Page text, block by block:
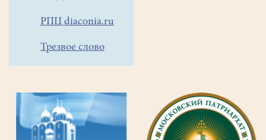
РПЦ diaconia.ru
Трезвое слово